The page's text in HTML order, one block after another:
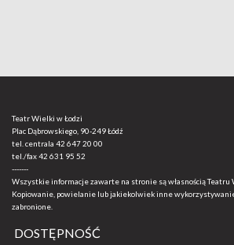
Teatr Wielki w Łodzi
Plac Dąbrowskiego, 90-249 Łódź
tel. centrala 42 647 20 00
tel./fax42 631 95 52
-------
Wszystkie informacje zawarte na stronie są własnością Teatru
Kopiowanie, powielanie lub jakiekolwiek inne
zabronione.
DOSTĘPNOŚĆ